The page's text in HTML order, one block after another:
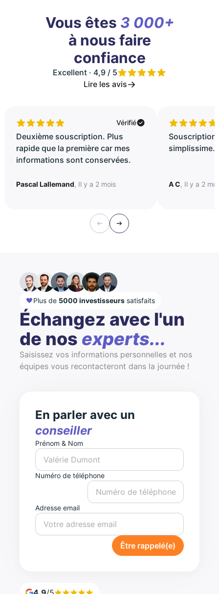
Vous êtes 3 000+
à nous faire
confiance
Excellent · 4,9 / 5
Lire les avis
Vérifié
Deuxième souscription. Plus
rapide que la première car mes
informations sont conservées.
Pascal Lallemand, Il y a 2 mois
Souscription
A C, Il y a 2
Plus de 5000 investisseurs satisfaits
Échangez avec l'un
de nos experts...
Saisissez vos informations personnelles et nos
équipes vous recontacteront dans la journée !
En parler avec un
conseiller
Prénom & Nom
Numéro de téléphone
Adresse email
Être rappelé(e)